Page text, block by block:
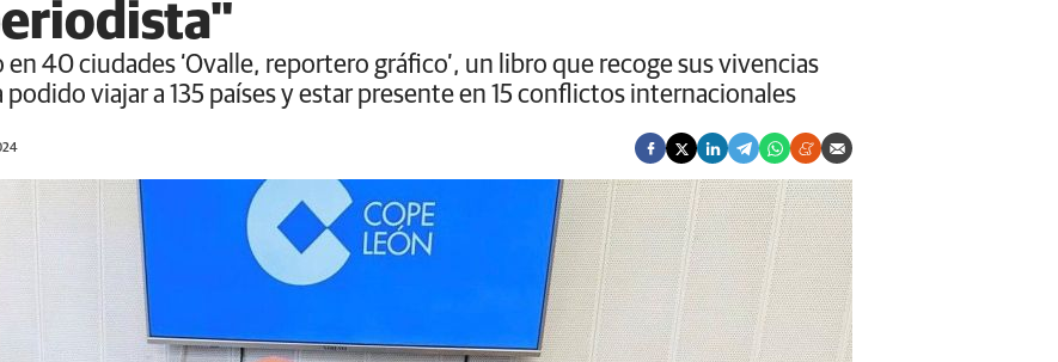
40 ciudades ‘Ovalle, reportero gráfico’, un libro que recoge sus vivencias
viajar a 135 países y estar presente en 15 conflictos internacionales